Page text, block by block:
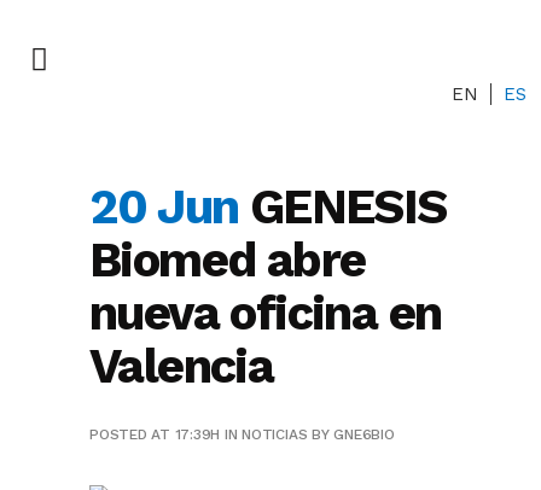
EN ES
20 Jun GENESIS
Biomed abre
nueva oficina en
Valencia
POSTED AT 17:39H INNOTICIAS BYGNE6BIO